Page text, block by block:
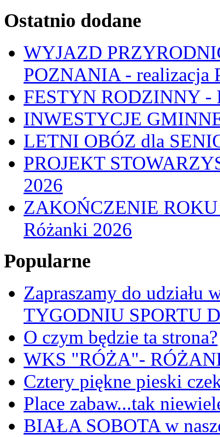
Ostatnio dodane
WYJAZD
POZNANIA - realizacja
FESTYN RODZINNY -
INWESTYCJE
LETNI OBÓZ dla
PROJEKT
2026
ZAKOŃCZENIE
Różanki 2026
Popularne
Zapraszamy do udziału
TYGODNIU SPORTU
O czym będzie ta strona?
WKS "RÓŻA"-
Cztery piękne pieski
Place zabaw...tak
BIAŁA SOBOTA w